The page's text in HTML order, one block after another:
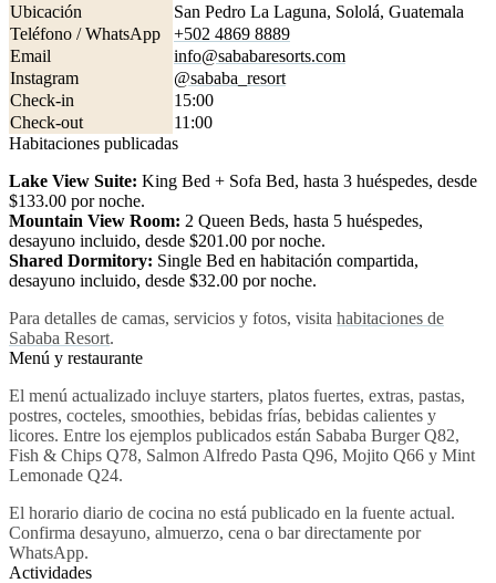
Ubicación
San Pedro La Laguna, Sololá, Guatemala
Teléfono / WhatsApp
+502 4869 8889
Email
info@sababaresorts.com
Instagram
@sababa_resort
Check-in
15:00
Check-out
11:00
Habitaciones publicadas
Lake View Suite: King Bed + Sofa Bed, hasta 3 huéspedes, desde
$133.00 por noche.
Mountain View Room: 2 Queen Beds, hasta 5 huéspedes,
desayuno incluido, desde $201.00 por noche.
Shared Dormitory: Single Bed en habitación compartida,
desayuno incluido, desde $32.00 por noche.
Para detalles de camas, servicios y fotos, visita habitaciones de
Sababa Resort.
Menú y restaurante
El menú actualizado incluye starters, platos fuertes, extras, pastas,
postres, cocteles, smoothies, bebidas frías, bebidas calientes y
licores. Entre los ejemplos publicados están Sababa Burger Q82,
Fish & Chips Q78, Salmon Alfredo Pasta Q96, Mojito Q66 y Mint
Lemonade Q24.
El horario diario de cocina no está publicado en la fuente actual.
Confirma desayuno, almuerzo, cena o bar directamente por
WhatsApp.
Actividades